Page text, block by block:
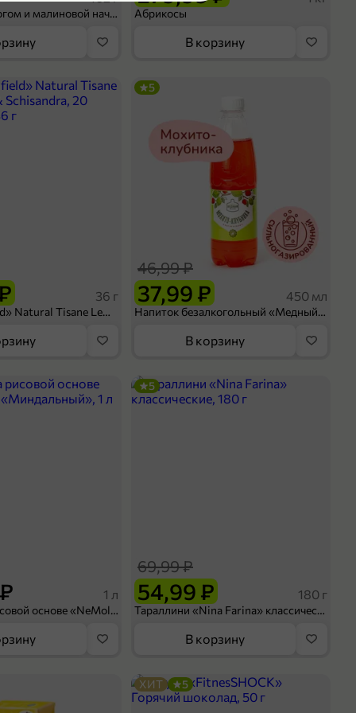
Шосон с творогом и малиновой начинкой, 102 г Абрикосы
В корзину
36 г
Чай «Greenfield» Natural Tisane Lemongrass & Schisandra, 20 пирамидок, 36 г
37,99 ₽
46,99 ₽
450 мл
Напиток безалкогольный «Медный Великан» Мохито-клубника, 450 мл
5
В корзину
1 л
Напиток на рисовой основе «NeMoloko» «Миндальный», 1 л
54,99 ₽
69,99 ₽
180 г
Тараллини «Nina Farina» классические, 180 г
5
В корзину
ХИТ 5